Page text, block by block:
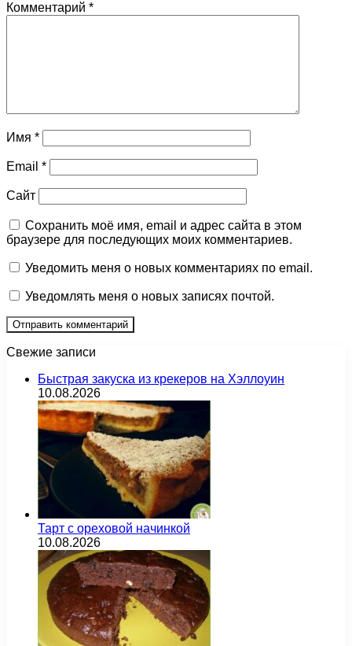
Комментарий *
Имя *
Email *
Сайт
Сохранить моё имя, email и адрес сайта в этом
браузере для последующих моих комментариев.
Уведомить меня о новых комментариях по email.
Уведомлять меня о новых записях почтой.
Свежие записи
Быстрая закуска из крекеров на Хэллоуин
10.08.2026
Тарт с ореховой начинкой
10.08.2026